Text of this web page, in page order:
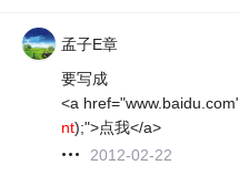
孟子E章
要写成
<a
nt);">点我</a>
2012-02-22